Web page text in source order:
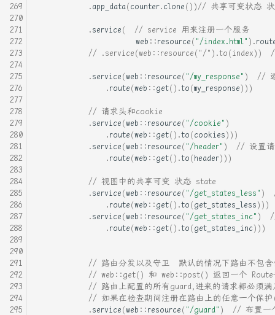
.app_data(counter.clone())// 共享可变状态
.service(
// service 用来注册一个服务
web ::resource( "/index.html" ).
// .service(web::resource("/").to(index))  //
.service(web ::resource( "/my_response" )
//
.route(web ::get().to(my_response)))
// 请求头和cookie
.service(web ::resource( "/cookie" )
.route(web ::get().to(cookies)))
.service(web ::resource( "/header" )
// 设置请
.route(web ::get().to(header)))
// 视图中的共享可变 状态 state
.service(web ::resource( "/get_states_less" )
.route(web ::get().to(get_states_less)))
.service(web ::resource( "/get_states_inc" )
.route(web ::get().to(get_states_inc)))
// 路由分发以及守卫  默认的情况下路由不包
// web::get() 和 web::post() 返回一个 Route
// 路由上配置的所有guard,进来的请求都必须满
// 如果在检查期间注册在路由上的任意一个保
.service(web ::resource( "/guard" ) // 布置一